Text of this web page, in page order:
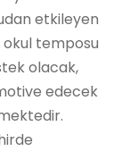
etkileyen
okul temposu
olacak,
edecek